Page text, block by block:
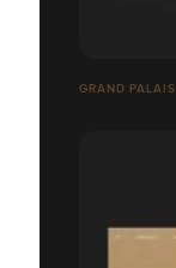
GRAND PALAIS